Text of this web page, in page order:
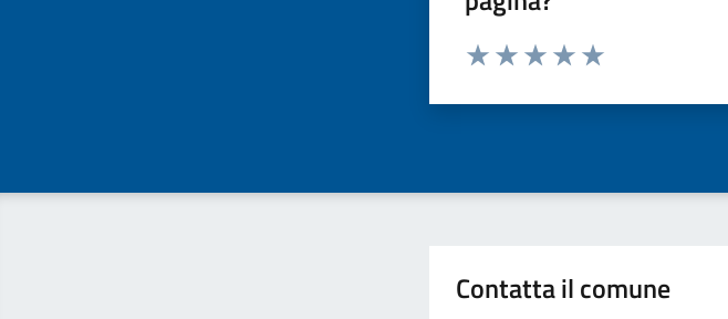
Valuta da 1 a 5 stelle la pagina
Contatta il comune